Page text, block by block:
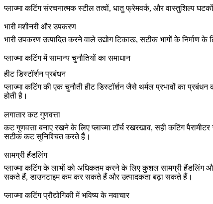
प्लाज्मा कटिंग संरचनात्मक स्टील तत्वों, धातु फ्रेमवर्क, और वास्तुशिल्प
भारी मशीनरी और उपकरण
भारी उपकरण उत्पादित करने वाले उद्योग टिकाऊ, सटीक भागों के निर्माण
प्लाज्मा कटिंग में सामान्य चुनौतियों का समाधान
हीट डिस्टॉर्शन प्रबंधन
प्लाज्मा कटिंग की एक चुनौती हीट डिस्टॉर्शन जैसे थर्मल प्रभावों का
होती है।
लगातार कट गुणवत्ता
कट गुणवत्ता बनाए रखने के लिए प्लाज्मा टॉर्च रखरखाव, सही कटिंग
सटीक कट सुनिश्चित करते हैं।
सामग्री हैंडलिंग
प्लाज्मा कटिंग के लाभों को अधिकतम करने के लिए कुशल सामग्री हैंडलिंग
सकते हैं, डाउनटाइम कम कर सकते हैं और उत्पादकता बढ़ा सकते हैं।
प्लाज्मा कटिंग प्रौद्योगिकी में भविष्य के नवाचार